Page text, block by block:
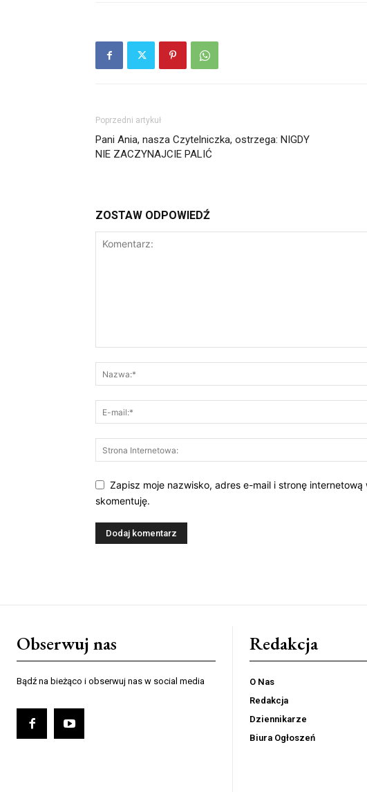
Poprzedni artykuł
Pani Ania, nasza Czytelniczka, ostrzega: NIGDY
NIE ZACZYNAJCIE PALIĆ
ZOSTAW ODPOWIEDŹ
Zapisz moje nazwisko, adres e-mail i stronę
skomentuję.
Obserwuj nas
Bądź na bieżąco i obserwuj nas w social media
Redakcja
O Nas
Redakcja
Dziennikarze
Biura Ogłoszeń